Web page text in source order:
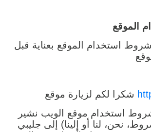
الموقع
استخدام الموقع بعناية قبل
استخدام موقع الويب نشير
نحن، لنا أو إلينا) إلى جليبي